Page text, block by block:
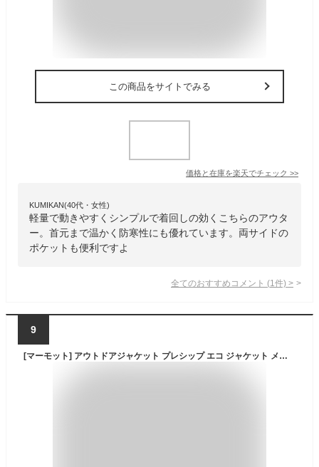
この商品をサイトでみる
価格と在庫を楽天でチェック >>
KUMIKAN(40代・女性)
軽量で動きやすくシンプルで着回しの効くこちらのアウタ
ー。首元まで温かく防寒性にも優れています。両サイドの
ポケットも便利ですよ
全てのおすすめコメント (1 件) >
9
[マーモット] アウトドアジャケット プレシップ エコ ジャケット メンズ PRECIP ECO JACKET 41500 アウター ライトブルゾン S 05.ソーラー [並行輸入品]